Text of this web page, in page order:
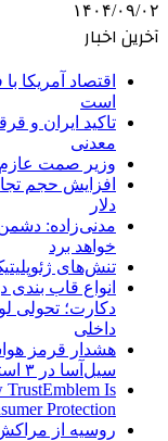
۱۴۰۴/۰۹/۰۲
آخرین اخبار
اقتصاد آمریکا
است
تاکید ایران و
معدنی
وزیر صمت
دلار
مدنی‌زاده: دشمن
خواهد برد
تنش‌های
انواع قاب بندی
دکارت؛ تحولی
داخلی
سیل‌آسا در ۳ استان
Is
Protection
روسیه از